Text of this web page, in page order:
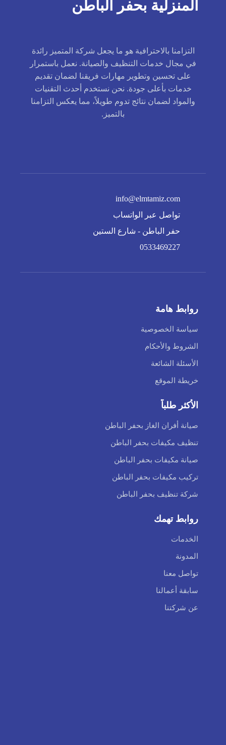
التزامنا بالاحترافية هو ما يجعل شركة المتميز رائدة
في مجال خدمات التنظيف والصيانة. نعمل باستمرار
على تحسين وتطوير مهارات فريقنا لضمان تقديم
خدمات بأعلى جودة. نحن نستخدم أحدث التقنيات
والمواد لضمان نتائج تدوم طويلاً، مما يعكس التزامنا
بالتميز.
info@elmtamiz.com
تواصل عبر الواتساب
حفر الباطن - شارع الستين
0533469227
روابط هامة
سياسة الخصوصية
الشروط والأحكام
الأسئلة الشائعة
خريطة الموقع
الأكثر طلباً
صيانة أفران الغاز بحفر الباطن
تنظيف مكيفات بحفر الباطن
صيانة مكيفات بحفر الباطن
تركيب مكيفات بحفر الباطن
شركة تنظيف بحفر الباطن
روابط تهمك
الخدمات
المدونة
تواصل معنا
سابقة أعمالنا
عن شركتنا